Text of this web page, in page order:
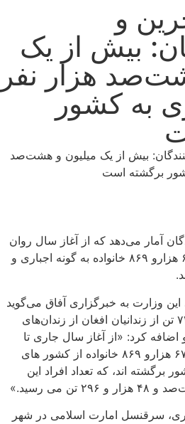
و
بیش از یک
هزار نفر
به کشور
آمار می‌دهد که از آغاز سال روان
خورشیدی تاکنون سه‌صدو ۶۷ هزارو ۸۶۹ خانواده به گونه اجباری و
عبدالمطلب حقانی، سخنگوی این وزارت به خبرگزاری آفاق می‌‎گوید
که در این مدت، ده هزارو ۷۳۰ تن از زندانیان افغان از زندان‌های
اضافه کرد: «از آغاز سال جاری تا
تاریخ ۱۸ ماه قوس سه‌صدو ۶۷ هزارو ۸۶۹ خانواده از کشور های
برگشته اند، که تعداد افراد این
می رسید.»
سرقنسل امارت اسلامی در شهر